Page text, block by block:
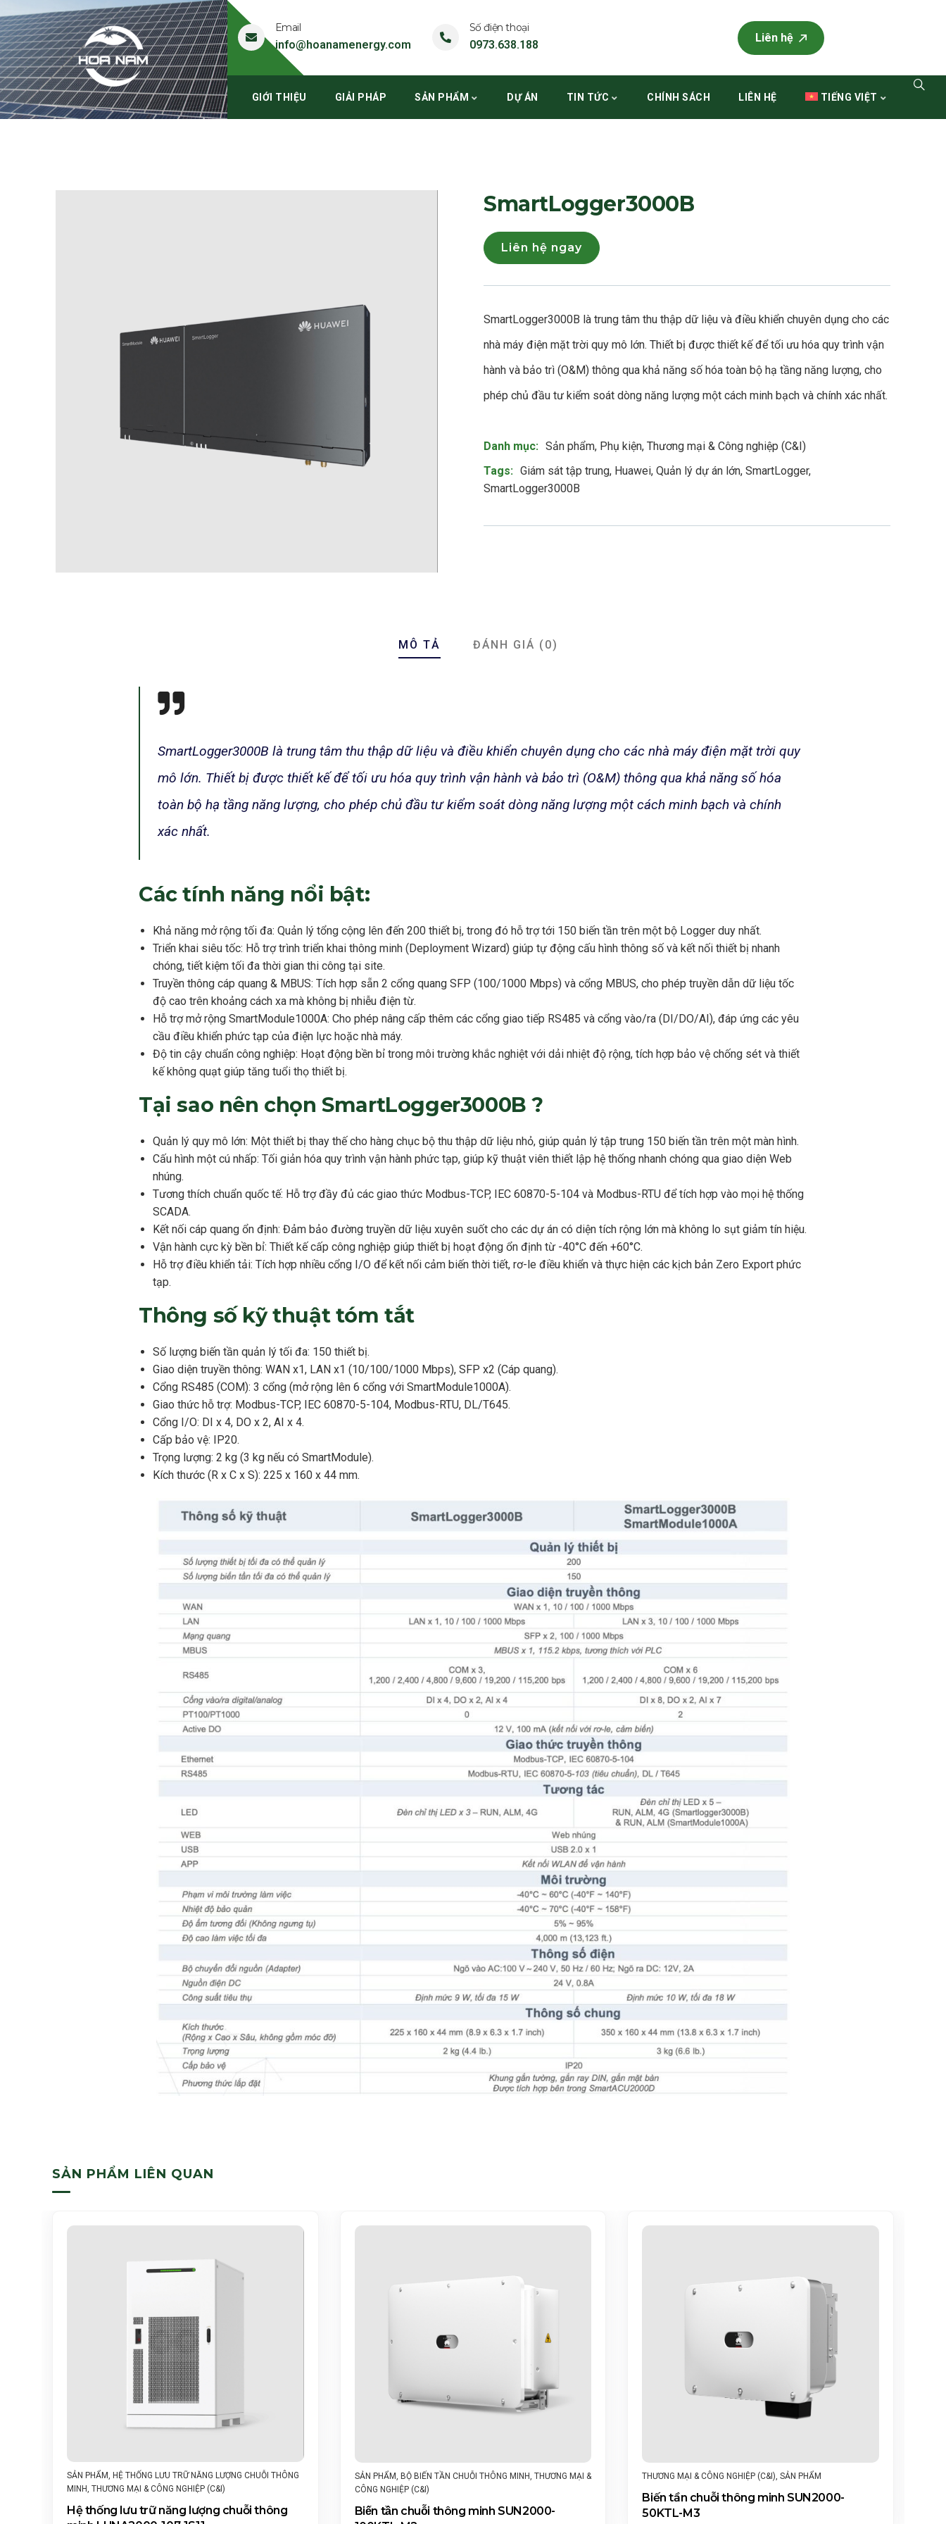
Email
info@hoanamenergy.com
Số điện thoại
0973.638.188
Liên hệ
GIỚI THIỆU GIẢI PHÁP SẢN PHẨM DỰ ÁN TIN TỨC CHÍNH SÁCH LIÊN HỆ TIẾNG VIỆT
SmartLogger3000B
Liên hệ ngay
SmartLogger3000B là trung tâm thu thập dữ liệu và điều khiển chuyên dụng cho các
nhà máy điện mặt trời quy mô lớn. Thiết bị được thiết kế để tối ưu hóa quy trình vận
hành và bảo trì (O&M) thông qua khả năng số hóa toàn bộ hạ tầng năng lượng, cho
phép chủ đầu tư kiểm soát dòng năng lượng một cách minh bạch và chính xác nhất.
Danh mục: Sản phẩm, Phụ kiện, Thương mại & Công nghiệp (C&I)
Tags: Giám sát tập trung, Huawei, Quản lý dự án lớn, SmartLogger,
SmartLogger3000B
MÔ TẢ ĐÁNH GIÁ (0)
SmartLogger3000B là trung tâm thu thập dữ liệu và điều khiển chuyên dụng cho các nhà máy điện mặt trời quy
mô lớn. Thiết bị được thiết kế để tối ưu hóa quy trình vận hành và bảo trì (O&M) thông qua khả năng số hóa
toàn bộ hạ tầng năng lượng, cho phép chủ đầu tư kiểm soát dòng năng lượng một cách minh bạch và chính
xác nhất.
Các tính năng nổi bật:
Khả năng mở rộng tối đa: Quản lý tổng cộng lên đến 200 thiết bị, trong đó hỗ trợ tới 150 biến tần trên một bộ Logger duy nhất.
Triển khai siêu tốc: Hỗ trợ trình triển khai thông minh (Deployment Wizard) giúp tự động cấu hình thông số và kết nối thiết bị nhanh
chóng, tiết kiệm tối đa thời gian thi công tại site.
Truyền thông cáp quang & MBUS: Tích hợp sẵn 2 cổng quang SFP (100/1000 Mbps) và cổng MBUS, cho phép truyền dẫn dữ liệu tốc
độ cao trên khoảng cách xa mà không bị nhiễu điện từ.
Hỗ trợ mở rộng SmartModule1000A: Cho phép nâng cấp thêm các cổng giao tiếp RS485 và cổng vào/ra (DI/DO/AI), đáp ứng các yêu
cầu điều khiển phức tạp của điện lực hoặc nhà máy.
Độ tin cậy chuẩn công nghiệp: Hoạt động bền bỉ trong môi trường khắc nghiệt với dải nhiệt độ rộng, tích hợp bảo vệ chống sét và thiết
kế không quạt giúp tăng tuổi thọ thiết bị.
Tại sao nên chọn SmartLogger3000B ?
Quản lý quy mô lớn: Một thiết bị thay thế cho hàng chục bộ thu thập dữ liệu nhỏ, giúp quản lý tập trung 150 biến tần trên một màn hình.
Cấu hình một cú nhấp: Tối giản hóa quy trình vận hành phức tạp, giúp kỹ thuật viên thiết lập hệ thống nhanh chóng qua giao diện Web
nhúng.
Tương thích chuẩn quốc tế: Hỗ trợ đầy đủ các giao thức Modbus-TCP, IEC 60870-5-104 và Modbus-RTU để tích hợp vào mọi hệ thống
SCADA.
Kết nối cáp quang ổn định: Đảm bảo đường truyền dữ liệu xuyên suốt cho các dự án có diện tích rộng lớn mà không lo sụt giảm tín hiệu.
Vận hành cực kỳ bền bỉ: Thiết kế cấp công nghiệp giúp thiết bị hoạt động ổn định từ -40°C đến +60°C.
Hỗ trợ điều khiển tải: Tích hợp nhiều cổng I/O để kết nối cảm biến thời tiết, rơ-le điều khiển và thực hiện các kịch bản Zero Export phức
tạp.
Thông số kỹ thuật tóm tắt
Số lượng biến tần quản lý tối đa: 150 thiết bị.
Giao diện truyền thông: WAN x1, LAN x1 (10/100/1000 Mbps), SFP x2 (Cáp quang).
Cổng RS485 (COM): 3 cổng (mở rộng lên 6 cổng với SmartModule1000A).
Giao thức hỗ trợ: Modbus-TCP, IEC 60870-5-104, Modbus-RTU, DL/T645.
Cổng I/O: DI x 4, DO x 2, AI x 4.
Cấp bảo vệ: IP20.
Trọng lượng: 2 kg (3 kg nếu có SmartModule).
Kích thước (R x C x S): 225 x 160 x 44 mm.
SẢN PHẨM LIÊN QUAN
SẢN PHẨM,BỘ BIẾN TẦN CHUỖI THÔNG MINH, THƯƠNG MẠI &
CÔNG NGHIỆP (C&I)
Biến tần chuỗi thông minh SUN2000-
THƯƠNG MẠI & CÔNG NGHIỆP (C&I) ,SẢN PHẨM
Biến tần chuỗi thông minh SUN2000-
50KTL-M3
SẢN PHẨM,HỆ THỐNG QUẢN LÝ,HỘ GIA ĐÌNH
Hệ thống quản lý giám sát điện mặt trời
thông minh FusionSolar